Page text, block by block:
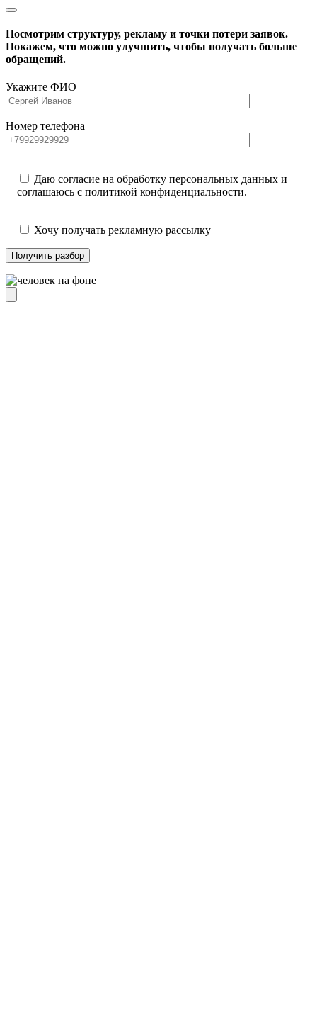
Посмотрим структуру, рекламу и точки потери заявок.
Покажем, что можно улучшить, чтобы получать больше
обращений.
Укажите ФИО
Номер телефона
Даю согласие на обработку персональных данных и
соглашаюсь с политикой конфиденциальности.
Хочу получать рекламную рассылку
Получить разбор